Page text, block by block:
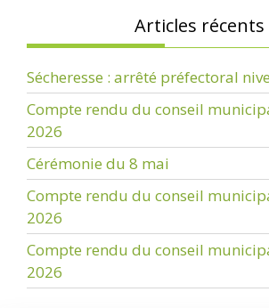
Articles récents
Sécheresse : arrêté préfectoral
Compte rendu du conseil
2026
Cérémonie du 8 mai
Compte rendu du conseil
2026
Compte rendu du conseil
2026